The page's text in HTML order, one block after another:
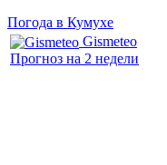
Погода в Кумухе
Gismeteo
Прогноз на 2 недели